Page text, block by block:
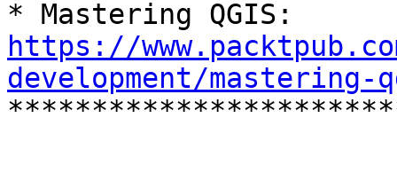
https://
development/mastering-